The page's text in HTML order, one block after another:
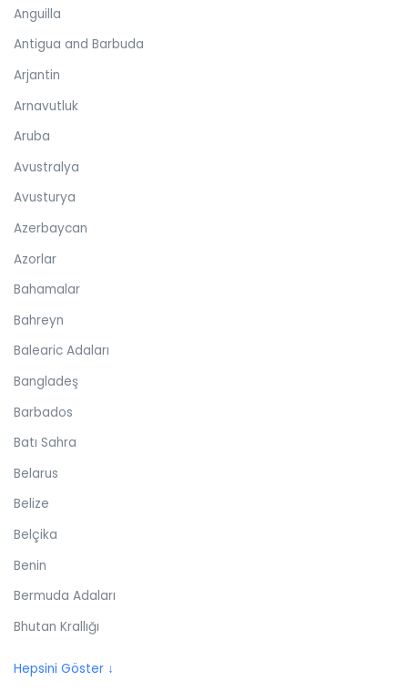
Anguilla
Antigua and Barbuda
Arjantin
Arnavutluk
Aruba
Avustralya
Avusturya
Azerbaycan
Azorlar
Bahamalar
Bahreyn
Balearic Adaları
Bangladeş
Barbados
Batı Sahra
Belarus
Belize
Belçika
Benin
Bermuda Adaları
Bhutan Krallığı
Hepsini Göster ↓